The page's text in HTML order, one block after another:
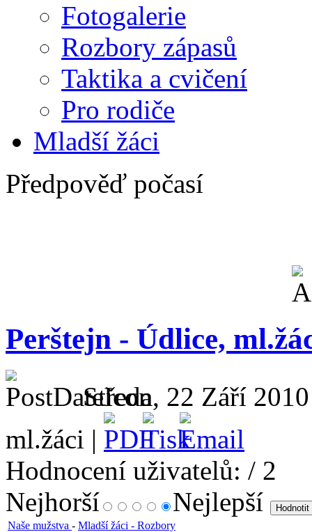
Fotogalerie
Rozbory zápasů
Taktika a cvičení
Pro rodiče
Mladší žáci
Předpověď počasí
Perštejn - Údlice,
Středa, 22 Září
ml.žáci |
Hodnocení uživatelů: / 2
Nejhorší
Nejlepší
Naše mužstva - Mladší žáci - Rozbory